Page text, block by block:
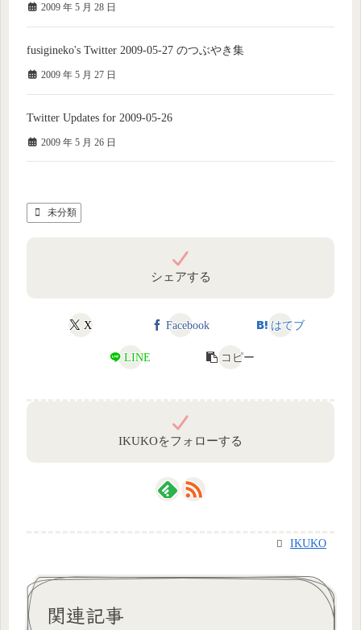
2009 年 5 月 28 日
fusigineko's Twitter 2009-05-27 のつぶやき集
2009 年 5 月 27 日
Twitter Updates for 2009-05-26
2009 年 5 月 26 日
未分類
シェアする
X Facebook はてブ
LINE コピー
IKUKOをフォローする
IKUKO
関連記事